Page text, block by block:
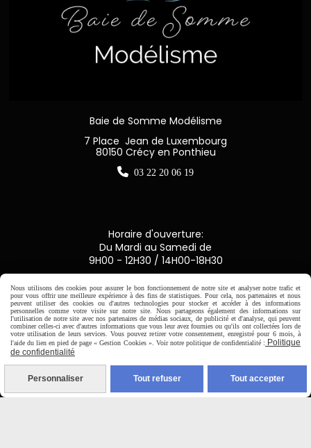
Baie de Somme Modélisme
7 Place Jean de Luxembourg
80150 Crécy en Ponthieu
 03 22 20 06 19
Horaire d'ouverture:
Du Mardi au Samedi de
9H00 - 12H30 / 14H00-18H30

Paiement sécurisé
CB Crédit Agricole
Virement bancaire
Nous utilisons des cookies pour assurer le bon fonctionnement de notre site et analyser notre trafic et
pour vous offrir une meilleure expérience à des fins de statistiques. Pour cela, nos partenaires et nous
peuvent utiliser des cookies ou d'autres technologies pour stocker et accéder à des informations
personnelles comme votre visite sur notre site. Nous partageons également des informations sur
l'utilisation de notre site avec nos partenaires de médias sociaux, de publicité et d'analyse, qui peuvent
combiner celles-ci avec d'autres informations que vous leur avez fournies ou qu'ils ont collectées lors de
votre utilisation de leurs services. Vous pouvez retirer votre consentement, enregistré pour 6 mois, à
l'aide du lien en pied de page « Gestion Cookies ». Voir notre politique de confidentialité : Politique
de confidentialité
Personnaliser Tout refuser Tout accepter